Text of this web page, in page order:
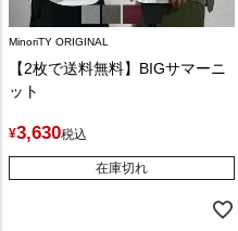
MinoriTY ORIGINAL
【2枚で送料無料】BIGサマーニ
ット
¥3,630税込
在庫切れ